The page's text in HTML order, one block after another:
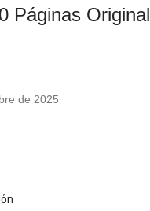
Páginas Original
de 2025